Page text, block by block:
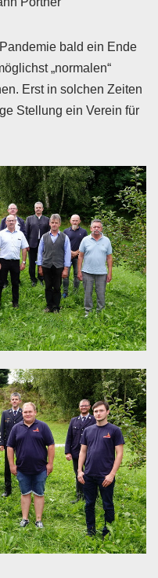
bald ein Ende
„normalen“
Erst in solchen Zeiten
Stellung ein Verein für